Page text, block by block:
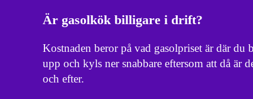
Är gasolkök billigare i drift?
Kostnaden beror på vad gasolpriset är där
upp och kyls ner snabbare eftersom att då
och efter.